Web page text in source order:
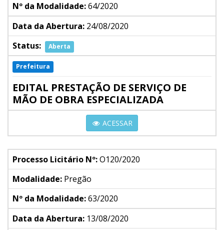
Nº da Modalidade:64/2020
Data da Abertura: 24/08/2020
Status:
Aberta
Prefeitura
EDITAL PRESTAÇÃO DE SERVIÇO DE
MÃO DE OBRA ESPECIALIZADA
ACESSAR
Processo Licitário Nº:O120/2020
Modalidade: Pregão
Nº da Modalidade:63/2020
Data da Abertura: 13/08/2020